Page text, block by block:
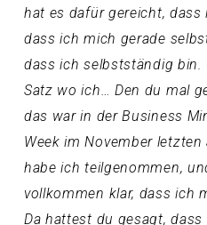
hat es dafür gereicht, dass
dass ich mich gerade
dass ich selbstständig bin.
Satz wo ich… Den du mal
das war in der Business
Week im November
habe ich teilgenommen,
vollkommen klar, dass ich
Da hattest du gesagt,